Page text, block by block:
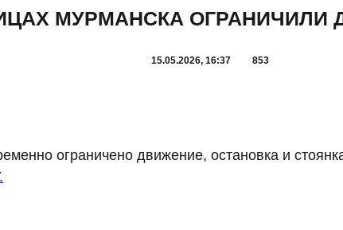
МУРМАНСКА ОГРАНИЧИЛИ
15.05.2026, 16:37 853
ограничено движение, остановка и